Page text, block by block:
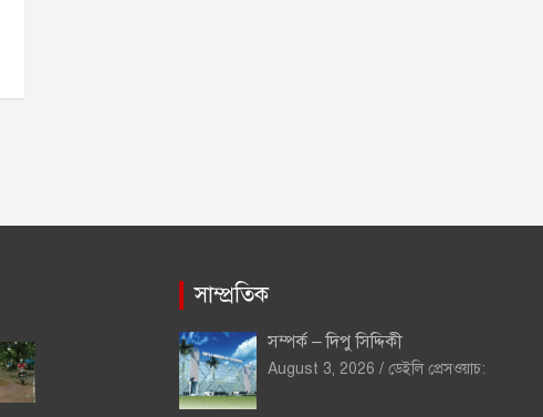
সাম্প্রতিক
সম্পর্ক – দিপু সিদ্দিকী
August 3, 2026 ডেইলি প্রেসওয়াচ: